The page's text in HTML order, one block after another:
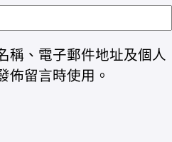
稱、電子郵件地址及個人
佈留言時使用。